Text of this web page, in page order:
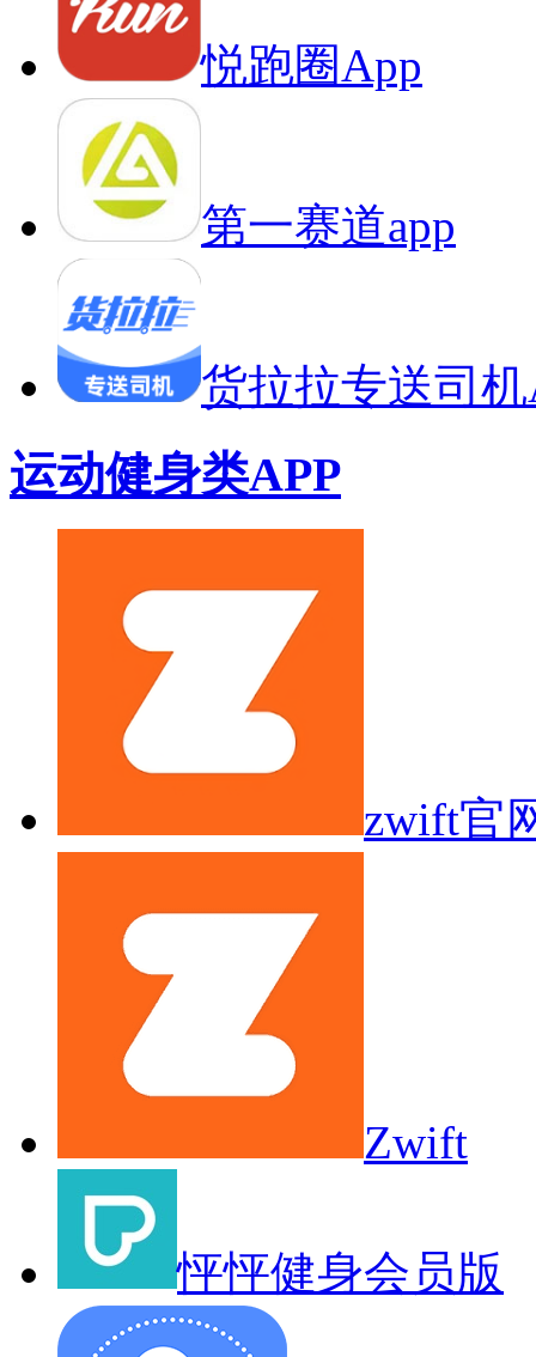
悦跑圈App
第一赛道app
货拉拉专送司
运动健身类APP
zwift官
Zwift
怦怦健身会员版